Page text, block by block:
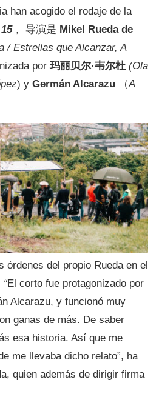
han acogido el rodaje de la
， 导演是 Mikel Rueda de
/ Estrellas que Alcanzar, A
por 玛丽贝尔·韦尔杜 (Ola
) y Germán Alcarazu （A
órdenes del propio Rueda en el
“El corto fue protagonizado por
Alcarazu, y funcionó muy
ganas de más. De saber
esa historia. Así que me
me llevaba dicho relato”, ha
quien además de dirigir firma